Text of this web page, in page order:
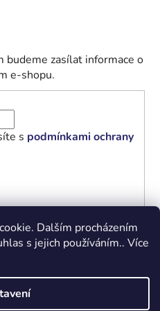
Dalším procházením
s jejich používáním.. Více
budeme zasílat informace o
e-shopu.
s podmínkami ochrany
ochrany osobních údajů